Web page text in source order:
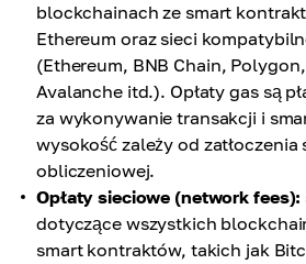
blockchainach ze smart
Ethereum oraz sieci
(Ethereum, BNB Chain,
Avalanche itd.). Opłaty gas są
za wykonywanie transakcji i
wysokość zależy od zatłoczenia
obliczeniowej.
Opłaty sieciowe (network fees):
dotyczące wszystkich
smart kontraktów, takich jak